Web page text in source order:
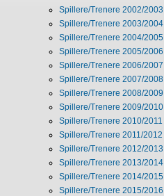
Spillere/Trenere 2002/2003
Spillere/Trenere 2003/2004
Spillere/Trenere 2004/2005
Spillere/Trenere 2005/2006
Spillere/Trenere 2006/2007
Spillere/Trenere 2007/2008
Spillere/Trenere 2008/2009
Spillere/Trenere 2009/2010
Spillere/Trenere 2010/2011
Spillere/Trenere 2011/2012
Spillere/Trenere 2012/2013
Spillere/Trenere 2013/2014
Spillere/Trenere 2014/2015
Spillere/Trenere 2015/2016